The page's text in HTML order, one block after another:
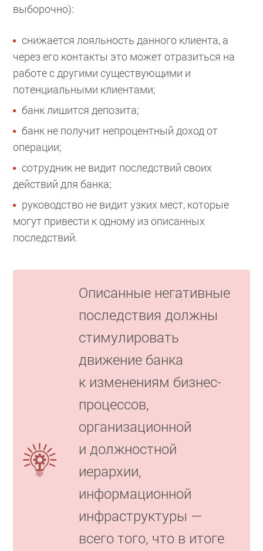
выборочно):
снижается лояльность данного клиента, а
через его контакты это может отразиться на
работе с другими существующими и
потенциальными клиентами;
банк лишится депозита;
банк не получит непроцентный доход от
операции;
сотрудник не видит последствий своих
действий для банка;
руководство не видит узких мест, которые
могут привести к одному из описанных
последствий.
Описанные негативные
последствия должны
стимулировать
движение банка
к изменениям бизнес-
процессов,
организационной
и должностной
иерархии,
информационной
инфраструктуры —
всего того, что в итоге